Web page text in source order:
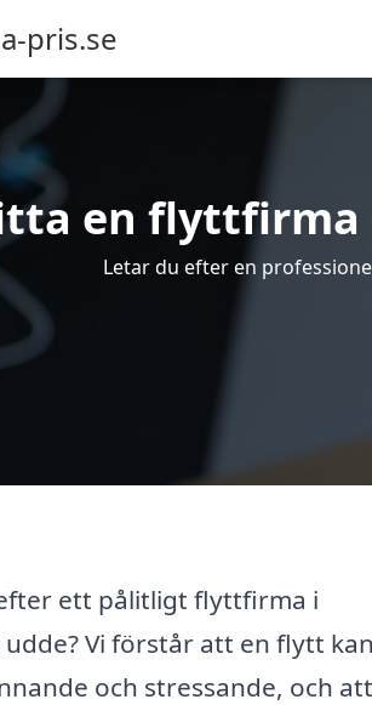
pris.se
en flyttfirma
Letar du efter en
ett pålitligt flyttfirma i
udde? Vi förstår att en flytt
och stressande, och att